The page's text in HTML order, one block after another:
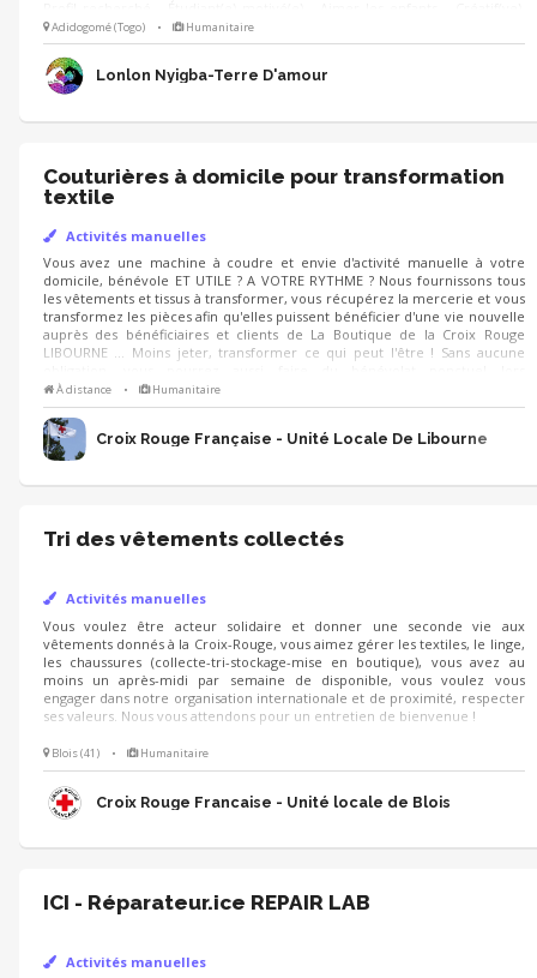
dynamique - Ouvert(e) d’esprit et autonome
Adidogomé (Togo) • Humanitaire
Lonlon Nyigba-Terre D'amour
Couturières à domicile pour transformation
textile
Activités manuelles
Vous avez une machine à coudre et envie d'activité manuelle à votre
domicile, bénévole ET UTILE ? A VOTRE RYTHME ? Nous fournissons tous
les vêtements et tissus à transformer, vous récupérez la mercerie et vous
transformez les pièces afin qu'elles puissent bénéficier d'une vie nouvelle
auprès des bénéficiaires et clients de La Boutique de la Croix Rouge
LIBOURNE ... Moins jeter, transformer ce qui peut l'être ! Sans aucune
d'événements ou à La Boutique, si vous le souhaitez.
À distance • Humanitaire
Croix Rouge Française - Unité Locale De Libourne
Tri des vêtements collectés
Activités manuelles
Vous voulez être acteur solidaire et donner une seconde vie aux
vêtements donnés à la Croix-Rouge, vous aimez gérer les textiles, le linge,
les chaussures (collecte-tri-stockage-mise en boutique), vous avez au
moins un après-midi par semaine de disponible, vous voulez vous
engager dans notre organisation internationale et de proximité, respecter
ses valeurs. Nous vous attendons pour un entretien de bienvenue !
Blois (41) • Humanitaire
Croix Rouge Francaise - Unité locale de Blois
ICI - Réparateur.ice REPAIR LAB
Activités manuelles